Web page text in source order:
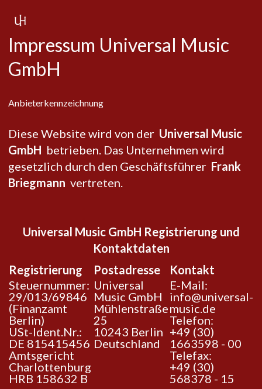
Inhalt
springen
Impressum Universal Music
GmbH
Anbieterkennzeichnung
Diese Website wird von der Universal Music
GmbH betrieben. Das Unternehmen wird
gesetzlich durch den Geschäftsführer Frank
Briegmann vertreten.
Universal Music GmbH Registrierung und
Kontaktdaten
Registrierung
Postadresse
Kontakt
Steuernummer:
29/013/69846
(Finanzamt
Berlin)
USt-Ident.Nr.:
DE 815415456
Amtsgericht
Charlottenburg
HRB 158632 B
Universal
Music GmbH
Mühlenstraße
25
10243 Berlin
Deutschland
E-Mail:
info@universal-
music.de
Telefon:
+49 (30)
1663598 - 00
Telefax:
+49 (30)
568378 - 15